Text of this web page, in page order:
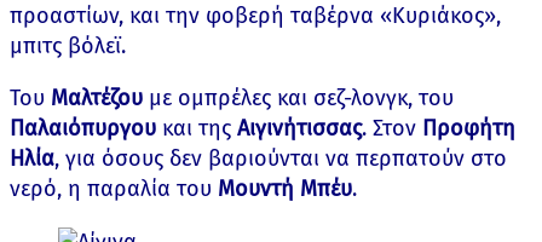
προαστίων, και την φοβερή ταβέρνα «Κυριάκος»,
μπιτς βόλεϊ.
Του Μαλτέζου με ομπρέλες και σεζ-λονγκ, του
Παλαιόπυργου και της Αιγινήτισσας. Στον Προφήτη
Ηλία, για όσους δεν βαριούνται να περπατούν στο
νερό, η παραλία του Μουντή Μπέυ.